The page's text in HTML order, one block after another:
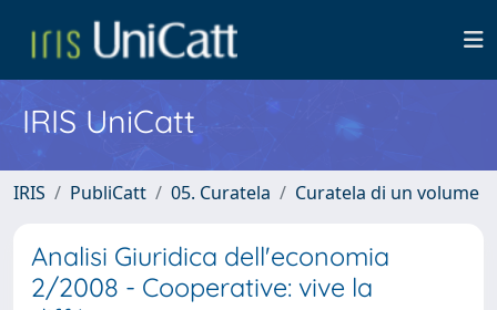
IRIS UniCatt
IRIS PubliCatt 05. Curatela Curatela di un volume
Analisi Giuridica dell'economia
2/2008 - Cooperative: vive la